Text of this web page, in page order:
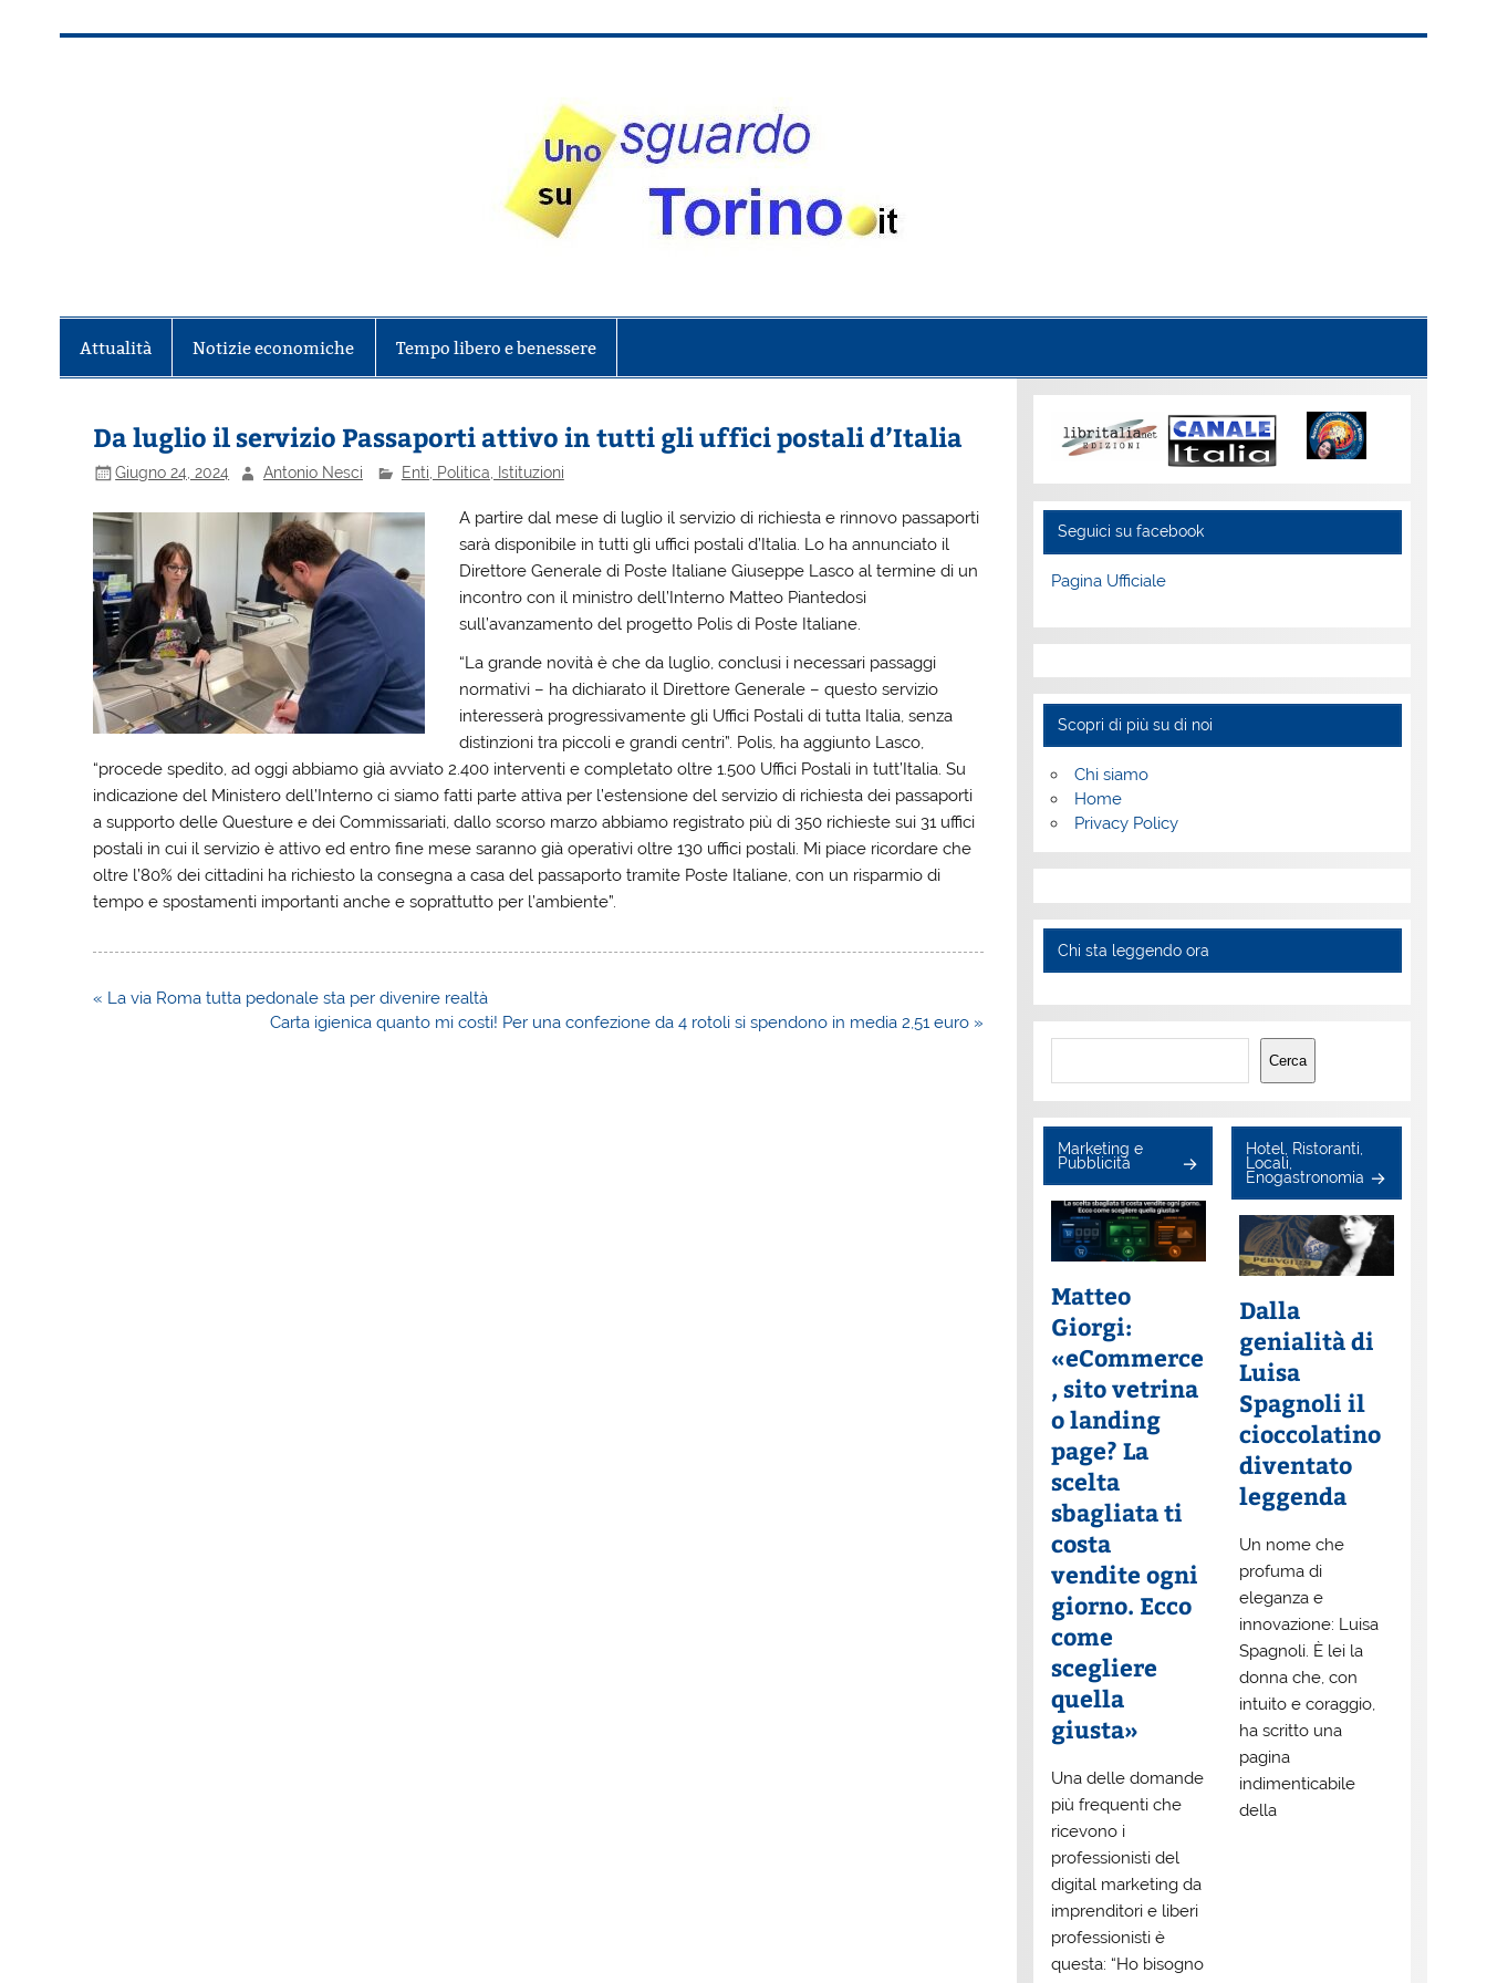
Attualità Notizie economiche Tempo libero e benessere
Da luglio il servizio Passaporti attivo in tutti gli uffici postali d’Italia
Giugno 24, 2024 Antonio Nesci Enti, Politica, Istituzioni
A partire dal mese di luglio il servizio di richiesta e rinnovo passaporti
sarà disponibile in tutti gli uffici postali d’Italia. Lo ha annunciato il
Direttore Generale di Poste Italiane Giuseppe Lasco al termine di un
incontro con il ministro dell’Interno Matteo Piantedosi
sull’avanzamento del progetto Polis di Poste Italiane.
“La grande novità è che da luglio, conclusi i necessari passaggi
normativi – ha dichiarato il Direttore Generale – questo servizio
interesserà progressivamente gli Uffici Postali di tutta Italia, senza
distinzioni tra piccoli e grandi centri”. Polis, ha aggiunto Lasco,
“procede spedito, ad oggi abbiamo già avviato 2.400 interventi e completato oltre 1.500 Uffici Postali in tutt’Italia. Su
indicazione del Ministero dell’Interno ci siamo fatti parte attiva per l’estensione del servizio di richiesta dei passaporti
a supporto delle Questure e dei Commissariati, dallo scorso marzo abbiamo registrato più di 350 richieste sui 31 uffici
postali in cui il servizio è attivo ed entro fine mese saranno già operativi oltre 130 uffici postali. Mi piace ricordare che
oltre l’80% dei cittadini ha richiesto la consegna a casa del passaporto tramite Poste Italiane, con un risparmio di
tempo e spostamenti importanti anche e soprattutto per l’ambiente”.
Navigazione
« La via Roma tutta pedonale sta per divenire realtà
Carta igienica quanto mi costi! Per una confezione da 4 rotoli si spendono in media 2,51 euro »
Seguici su facebook
Pagina Ufficiale
Scopri di più su di noi
Chi siamo
Home
Privacy Policy
Chi sta leggendo ora
Cerca
Cerca
Marketing e
Pubblicità
Matteo
Giorgi:
«eCommerce
, sito vetrina
o landing
page? La
scelta
sbagliata ti
costa
vendite ogni
giorno. Ecco
come
scegliere
quella
giusta»
Una delle domande
più frequenti che
ricevono i
professionisti del
digital marketing da
imprenditori e liberi
professionisti è
questa: “Ho bisogno
Hotel, Ristoranti,
Locali,
Enogastronomia
Dalla
genialità di
Luisa
Spagnoli il
cioccolatino
diventato
leggenda
Un nome che
profuma di
eleganza e
innovazione: Luisa
Spagnoli. È lei la
donna che, con
intuito e coraggio,
ha scritto una
pagina
indimenticabile
della